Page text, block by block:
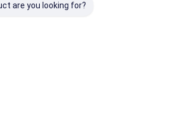
are you looking for?